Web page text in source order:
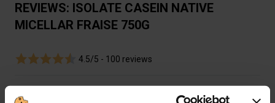
REVIEWS: ISOLATE CASEIN NATIVE
MICELLAR FRAISE 750G
4.5/5 - 100 reviews